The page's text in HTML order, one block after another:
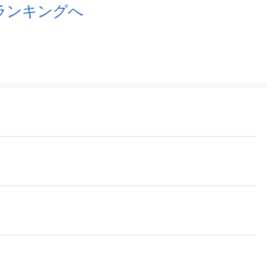
ンキングへ